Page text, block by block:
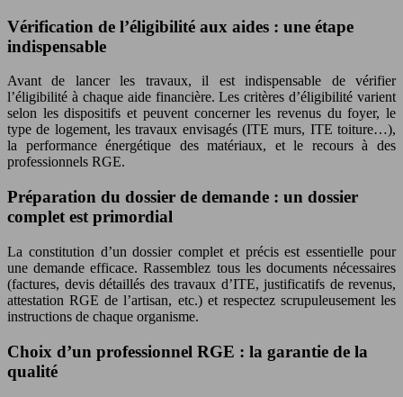
Vérification de l’éligibilité aux aides : une étape
indispensable
Avant de lancer les travaux, il est indispensable de vérifier
l’éligibilité à chaque aide financière. Les critères d’éligibilité varient
selon les dispositifs et peuvent concerner les revenus du foyer, le
type de logement, les travaux envisagés (ITE murs, ITE toiture…),
la performance énergétique des matériaux, et le recours à des
professionnels RGE.
Préparation du dossier de demande : un dossier
complet est primordial
La constitution d’un dossier complet et précis est essentielle pour
une demande efficace. Rassemblez tous les documents nécessaires
(factures, devis détaillés des travaux d’ITE, justificatifs de revenus,
attestation RGE de l’artisan, etc.) et respectez scrupuleusement les
instructions de chaque organisme.
Choix d’un professionnel RGE : la garantie de la
qualité